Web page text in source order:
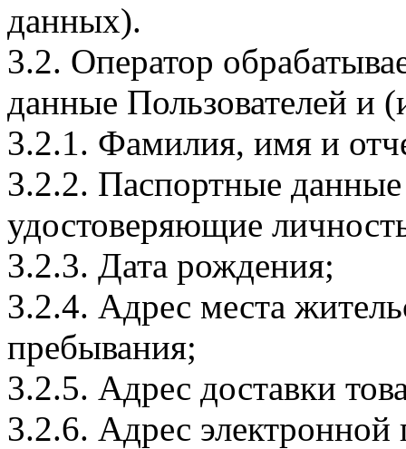
данных).
3.2. Оператор
данные Пользователей и
3.2.1. Фамилия, имя и
3.2.2. Паспортные
удостоверяющие
3.2.3. Дата рождения;
3.2.4. Адрес места
пребывания;
3.2.5. Адрес доставки
3.2.6. Адрес электронной